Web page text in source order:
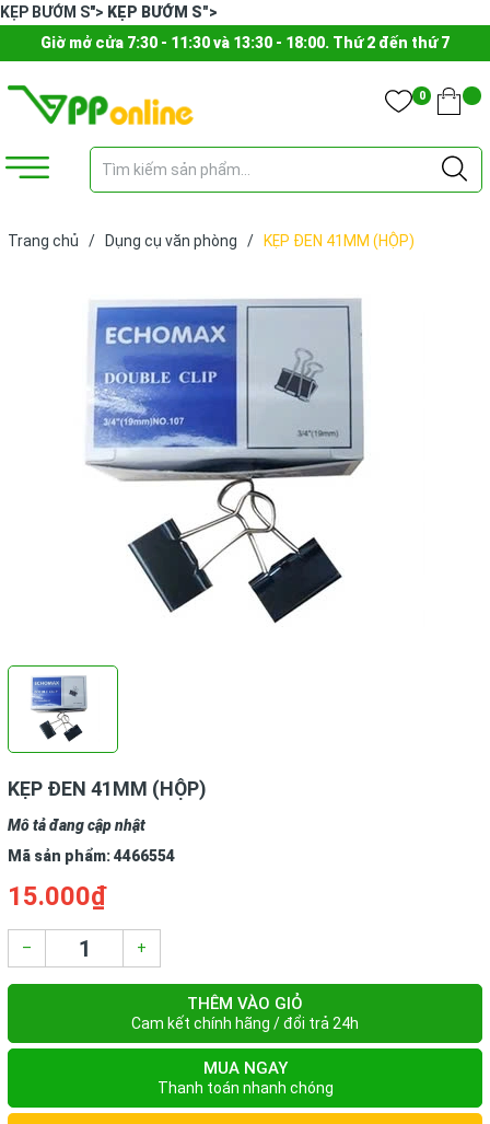
KẸP BƯỚM S"> KẸP BƯỚM S">
Giờ mở cửa 7:30 - 11:30 và 13:30 - 18:00. Thứ 2 đến thứ 7
0
Trang chủ / Dụng cụ văn phòng / KẸP ĐEN 41MM (HỘP)
KẸP ĐEN 41MM (HỘP)
Mô tả đang cập nhật
Mã sản phẩm:4466554
15.000₫
– +
THÊM VÀO GIỎ
Cam kết chính hãng / đổi trả 24h
MUA NGAY
Thanh toán nhanh chóng